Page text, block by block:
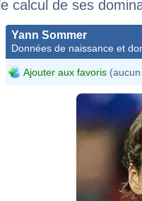
le calcul de ses
Yann Sommer
Données de naissance et
Ajouter aux favoris